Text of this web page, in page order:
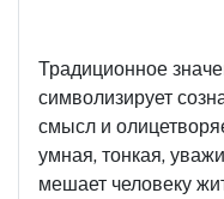
Традиционное
символизирует
смысл и
умная, тонкая,
мешает человеку